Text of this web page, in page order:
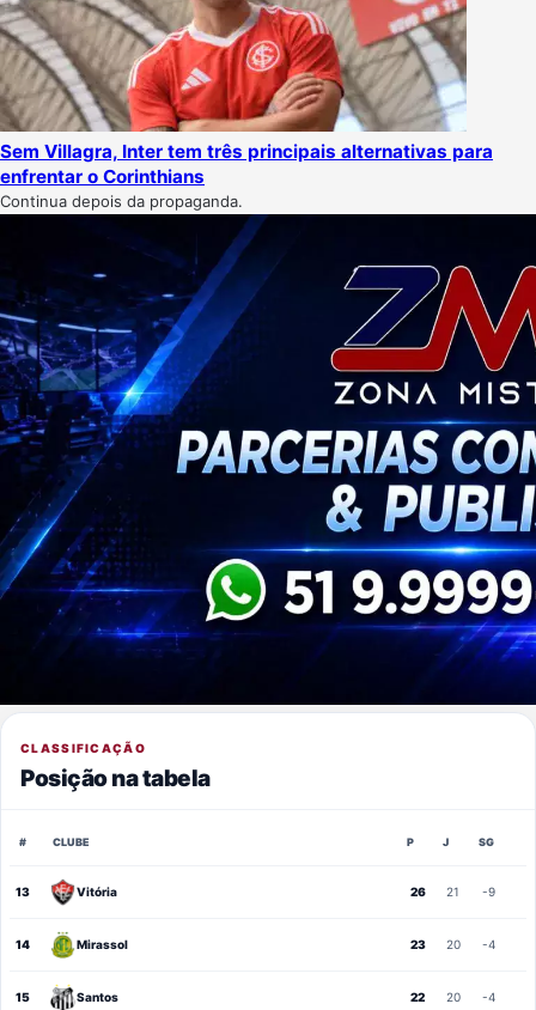
Sem Villagra, Inter tem três principais alternativas para
enfrentar o Corinthians
Continua depois da propaganda.
CLASSIFICAÇÃO
Posição na tabela
# CLUBE P J SG
13 Vitória 26 21 -9
14 Mirassol 23 20 -4
15 Santos 22 20 -4